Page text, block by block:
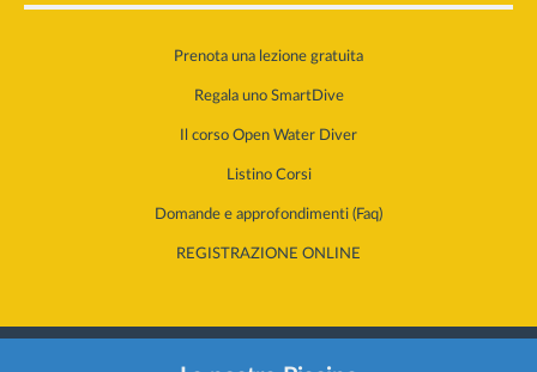
Prenota una lezione gratuita
Regala uno SmartDive
Il corso Open Water Diver
Listino Corsi
Domande e approfondimenti (Faq)
REGISTRAZIONE ONLINE